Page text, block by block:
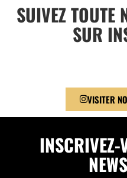
SUIVEZ TOUTE
SUR
VISITER
INSCRIVEZ-